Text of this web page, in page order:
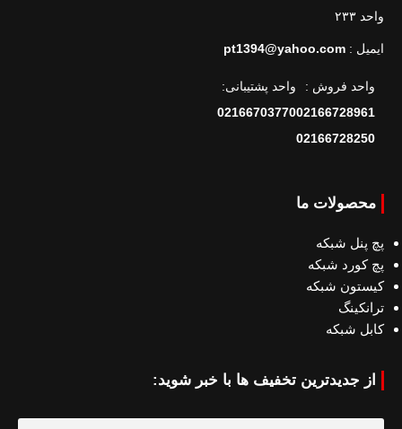
واحد ۲۳۳
ایمیل : pt1394@yahoo.com
واحد فروش :
02166728961
02166728250
واحد پشتیبانی:
02166703770
محصولات ما
پچ پنل شبکه
پچ کورد شبکه
کیستون شبکه
ترانکینگ
کابل شبکه
از جدیدترین تخفیف ها با خبر شوید: